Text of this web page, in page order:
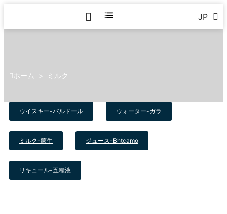
JP
ホーム > ミルク
ウイスキー-バルドール ウォーター-ガラ
ミルク-蒙牛 ジュース-Bhtcamo
リキュール-五糧液